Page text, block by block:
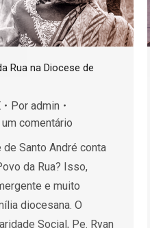
Rua na Diocese de
Por admin
comentário
Santo André conta
da Rua? Isso,
e muito
diocesana. O
Social, Pe. Ryan